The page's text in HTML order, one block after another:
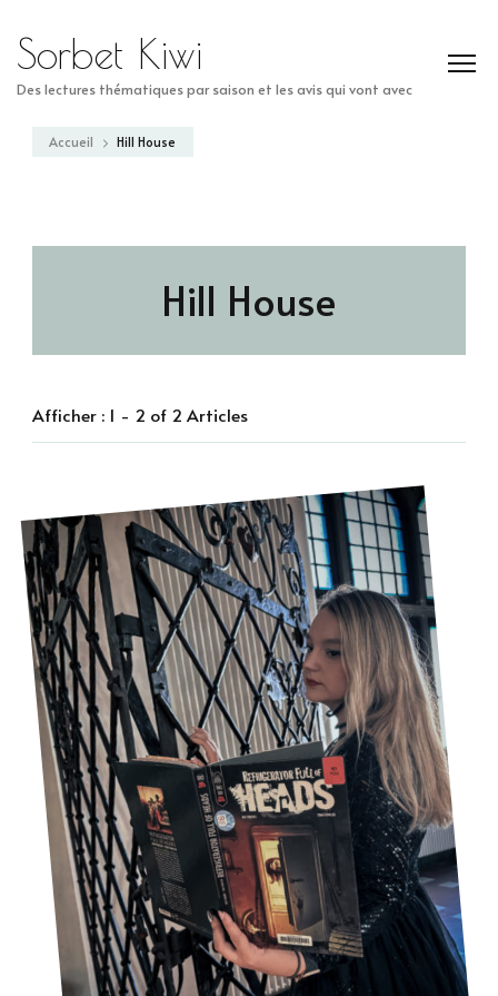
Sorbet Kiwi
Des lectures thématiques par saison et les avis qui vont avec
Accueil Hill House
Hill House
Afficher : 1 - 2 of 2 Articles